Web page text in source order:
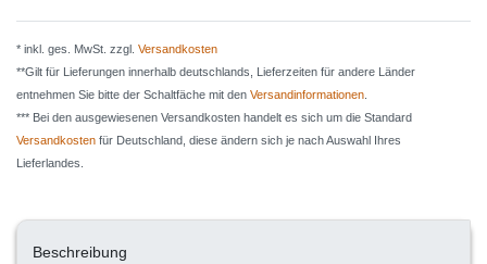
* inkl. ges. MwSt. zzgl. Versandkosten
**Gilt für Lieferungen innerhalb deutschlands, Lieferzeiten für andere Länder
entnehmen Sie bitte der Schaltfäche mit den Versandinformationen
*** Bei den ausgewiesenen Versandkosten handelt es sich um die Standard
Versandkosten für Deutschland, diese ändern sich je nach Auswahl Ihres
Lieferlandes.
Beschreibung